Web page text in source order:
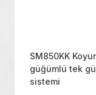
SM850KK
güğümlü tek
sistemi